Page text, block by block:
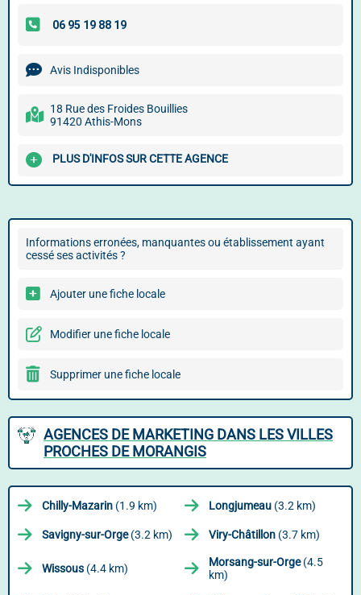
Avis Indisponibles
18 Rue des Froides Bouillies
91420 Athis-Mons
PLUS D'INFOS SUR CETTE AGENCE
Informations erronées, manquantes ou établissement ayant
cessé ses activités ?
Ajouter une fiche locale
Modifier une fiche locale
Supprimer une fiche locale
AGENCES DE MARKETING DANS LES VILLES
PROCHES DE MORANGIS
Chilly-Mazarin (1.9 km) Longjumeau (3.2 km)
Savigny-sur-Orge(3.2 km) Viry-Châtillon (3.7 km)
Wissous (4.4 km) Morsang-sur-Orge(4.5
km)